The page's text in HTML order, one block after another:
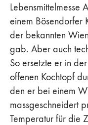
Lebensmittelmesse
einem Bösendorfer
der bekannten
gab. Aber auch
So ersetzte er in
offenen Kochtopf
den er bei einem
massgeschneidert
Temperatur für die